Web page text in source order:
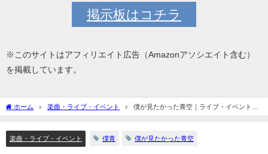
掲示板はコチラ
※このサイトはアフィリエイト広告（Amazonアソシエイト含む）
を掲載しています。
ホーム 楽曲・ライブ・イベント
僕が見たかった青空｜ライブ・イベント会
楽曲・ライブ・イベント 僕青 僕が見たかった青空